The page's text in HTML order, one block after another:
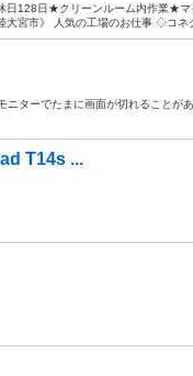
日128日★クリーンルーム内作業★マ
宮市》 人気の工場のお仕事 ◇コネ
ニターでたまに画面が切れることが
T14s ...